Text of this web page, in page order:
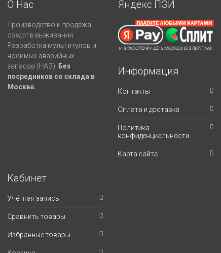
О Нас
Производство и продажа
средств выживания.
Разработка мультитулов и
носимых аварийных
запасов (НАЗ).
Без
посредников со склада в
Москве.
Яндекс ПЭЙ
Информация
Контакты
Оплата и доставка
Политика
конфиденциальности
Карта сайта
Кабинет
Учётная запись
Сравнить товары
Избранные товары